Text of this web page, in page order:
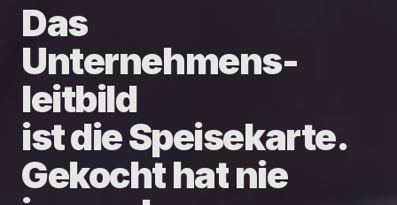
Das
Unternehmens­
leitbild
istdieSpeisekarte.
Gekochthatnie